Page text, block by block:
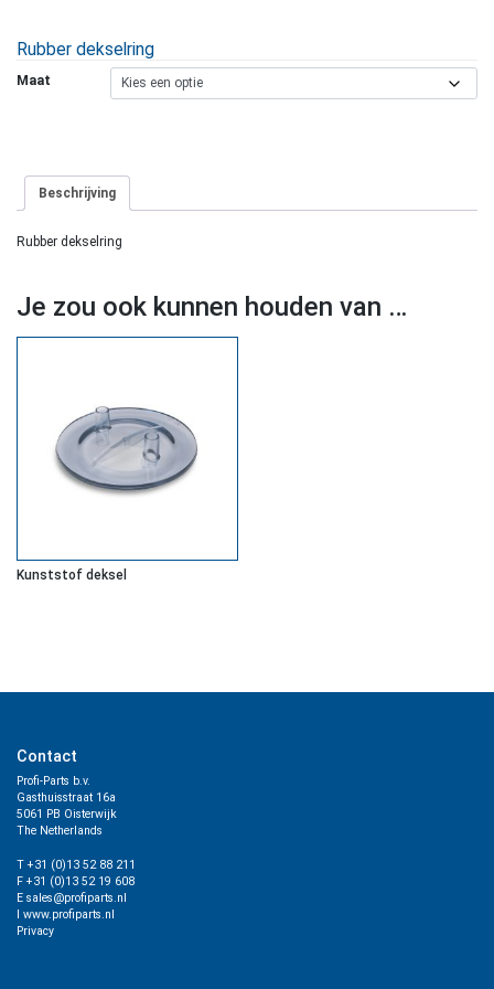
Rubber dekselring
Maat
Beschrijving
Rubber dekselring
Je zou ook kunnen houden van …
Kunststof deksel
Contact
Profi-Parts b.v.
Gasthuisstraat 16a
5061 PB Oisterwijk
The Netherlands
T +31 (0)13 52 88 211
F +31 (0)13 52 19 608
E sales@profiparts.nl
I www.profiparts.nl
Privacy